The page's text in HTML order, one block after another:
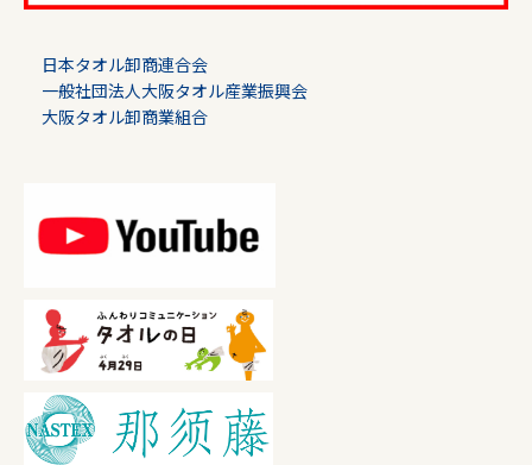
日本タオル卸商連合会
一般社団法人大阪タオル産業振興会
大阪タオル卸商業組合